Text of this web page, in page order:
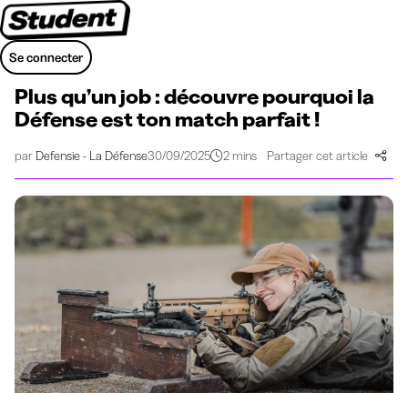
Se connecter
Plus qu’un job : découvre pourquoi la
Défense est ton match parfait !
par Defensie - La Défense30/09/2025 2 mins Partager cet article